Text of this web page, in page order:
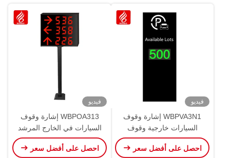
فيديو
WBPVA3N1 إشارة وقوف
السيارات خارجية وقوف
السيارات شاشة توجيه كبيرة
OEM ODM
احصل على أفضل سعر
فيديو
WBPOA313 إشارة وقوف
السيارات في الخارج المرشد
السلكي وحدة تشغيل الشاشة
دعامة IP65
احصل على أفضل سعر